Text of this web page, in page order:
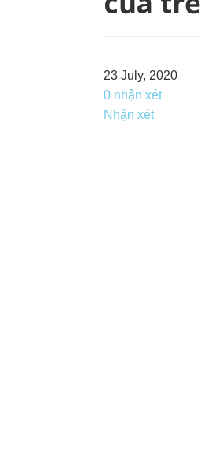
23 July, 2020
0 nhận xét
Nhận xét